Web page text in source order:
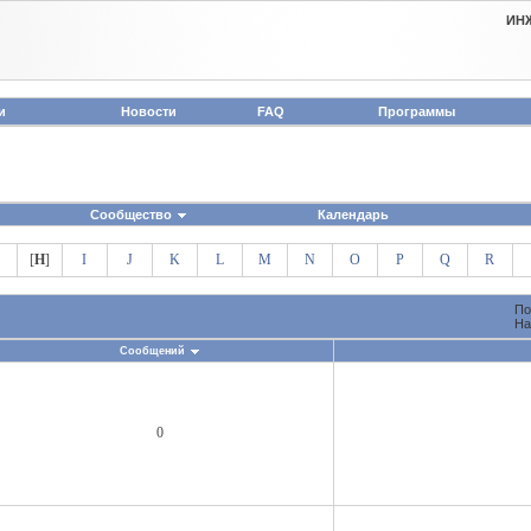
Новости FAQ Программы
Сообщество Календарь
[H] I J K L M N O P Q R
Сообщений
0